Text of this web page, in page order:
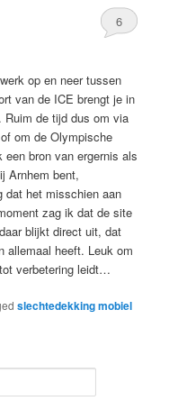
6
op en neer tussen
van de ICE brengt je in
Ruim de tijd dus om via
om de Olympische
bron van ergernis als
Arnhem bent,
dat het misschien aan
zag ik dat de site
blijkt direct uit, dat
allemaal heeft. Leuk om
verbetering leidt…
slechtedekking mobiel